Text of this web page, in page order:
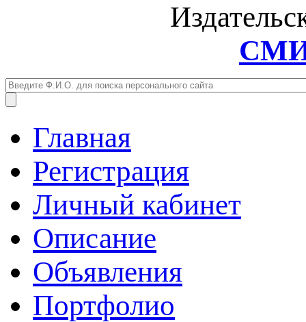
Главная
Регистрация
Личный кабинет
Описание
Объявления
Портфолио